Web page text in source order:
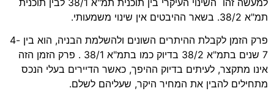
תמ"א 38/2. בשאר ההיבטים אין שינוי משמעותי.
פרק הזמן לקבלת ההיתרים השונים ולהשלמת הבניה, הוא בין 4-
7 שנים בתמ"א 38/2 בדיוק כמו בתמ"א 38/1 . פרק הזמן הזה
אינו מתקצר, לעיתים בדיוק ההיפך, כאשר הדיירים בעלי הנכס
מתחילים להבין את המחיר היקר, שעליהם לשלם.